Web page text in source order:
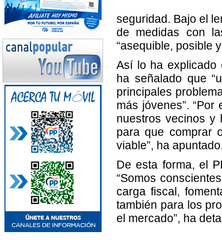
seguridad. Bajo el
de medidas con
“asequible, posible
Así lo ha explicado
ha señalado que
principales
más jóvenes”.
nuestros vecinos y
para que comprar
viable”, ha
De esta forma, el
“Somos
carga fiscal,
también para los
el mercado”, ha